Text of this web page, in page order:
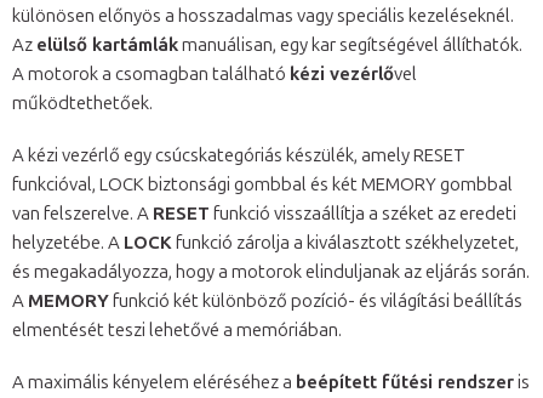
különösen előnyös a hosszadalmas vagy speciális kezeléseknél.
Az elülső kartámlákmanuálisan, egy kar segítségével állíthatók.
A motorok a csomagban található kézi vezérlővel
működtethetőek.
A kézi vezérlő egy csúcskategóriás készülék, amely RESET
funkcióval, LOCK biztonsági gombbal és két MEMORY gombbal
van felszerelve. A RESET funkció visszaállítja a széket az eredeti
helyzetébe. A LOCKfunkció zárolja a kiválasztott székhelyzetet,
és megakadályozza, hogy a motorok elinduljanak az eljárás során.
A MEMORYfunkció két különböző pozíció- és világítási beállítás
elmentését teszi lehetővé a memóriában.
A maximális kényelem eléréséhez a beépített fűtési rendszeris